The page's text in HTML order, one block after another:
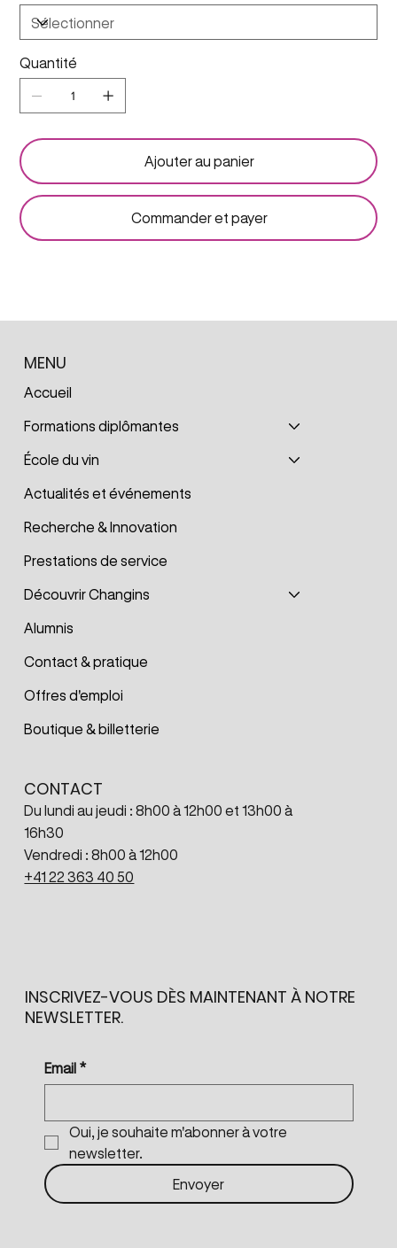
Quantité
Ajouter au panier
Commander et payer
MENU
Accueil
Formations diplômantes
École du vin
Actualités et événements
Recherche & Innovation
Prestations de service
Découvrir Changins
Alumnis
Contact & pratique
Offres d'emploi
Boutique & billetterie
CONTACT
Du lundi au jeudi : 8h00 à 12h00 et 13h00 à
16h30
Vendredi : 8h00 à 12h00
+41 22 363 40 50
INSCRIVEZ-VOUS DÈS MAINTENANT À NOTRE
NEWSLETTER.
Email *
Oui, je souhaite m'abonner à votre
newsletter.
Envoyer